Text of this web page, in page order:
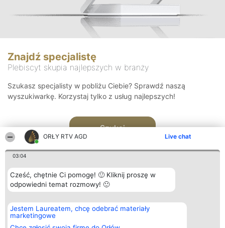
ORŁY RTV AGD Live chat
03:04
Cześć, chętnie Ci pomogę! 🙂 Kliknij proszę w
odpowiedni temat rozmowy! 🙂
Jestem Laureatem, chcę odebrać materiały
marketingowe
Znajdź specjalistę
Plebiscyt skupia najlepszych w branży
Szukasz specjalisty w pobliżu Ciebie? Sprawdź naszą
wyszukiwarkę. Korzystaj tylko z usług najlepszych!
Szukaj
Organizator plebiscytu
Bright Side Solutions sp. z o.
o. sp. k.
ul. Ruska 22
Plebiscyt
Laureaci
wszystkich
Kontakt
Kontakt